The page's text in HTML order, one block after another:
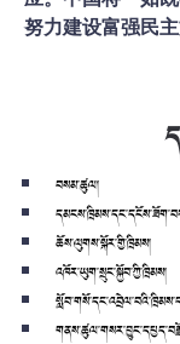
努力建设富强民
བསམ་ཚུལ།
ཆོས་ལུགས་སྐོར་གྱི་ཁྲིམས།
འཁོར་ཡུག་སྲུང་སྐྱོབ་ཀྱི་ཁྲིམས།